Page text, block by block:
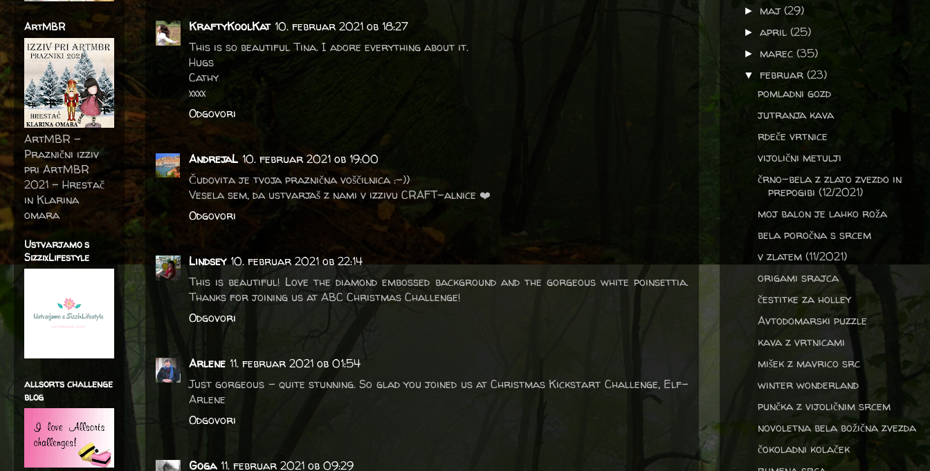
KraftyKoolKat 10. februar 2021 ob 18:27
This is so beautiful Tina. I adore everything about it.
Hugs
Cathy
xxxx
Odgovori
AndrejaL 10. februar 2021 ob 19:00
Čudovita je tvoja praznična voščilnica :-))
Vesela sem, da ustvarjaš z nami v izzivu CRAFT-alnice ❤️
Odgovori
Lindsey 10. februar 2021 ob 22:14
This is beautiful! Love the diamond embossed background and the gorgeous white poinsettia.
Thanks for joining us at ABC Christmas Challenge!
Odgovori
Arlene 11. februar 2021 ob 01:54
Just gorgeous - quite stunning. So glad you joined us at Christmas Kickstart Challenge, Elf-
Arlene
Odgovori
Goga 11. februar 2021 ob 09:29
ArtMBR
ArtMBR -
Praznični izziv
pri ArtMBR
2021 – Hrestač
in Klarina
omara
Ustvarjamo s
SizzixLifestyle
allsorts challenge
blog
► maj(29)
►april(25)
► marec(35)
▼februar(23)
pomladni gozd
jutranja kava
rdeče vrtnice
vijolični metulji
črno-bela z zlato zvezdo in
prepogibi (12/2021)
moj balon je lahko roža
bela poročna s srcem
v zlatem (11/2021)
origami srajca
čestitke za holley
Avtodomarski puzzle
kava z vrtnicami
mišek z mavrico src
winter wonderland
punčka z vijoličnim srcem
novoletna bela božična zvezda
čokoladni kolaček